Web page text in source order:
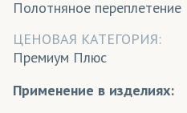
Полотняное переплетение
ЦЕНОВАЯ КАТЕГОРИЯ:
Премиум Плюс
Применение в изделиях: